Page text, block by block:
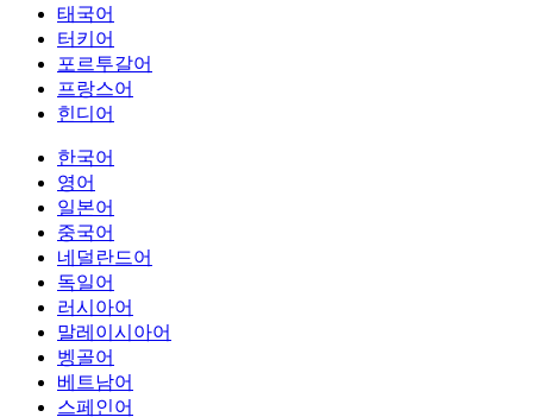
태국어
터키어
포르투갈어
프랑스어
힌디어
한국어
영어
일본어
중국어
네덜란드어
독일어
러시아어
말레이시아어
벵골어
베트남어
스페인어